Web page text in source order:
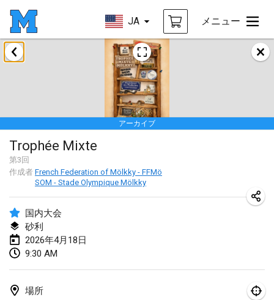
JA メニュー
アーカイブ
Trophée Mixte
第3回
作成者 French Federation of Mölkky - FFMö
SOM - Stade Olympique Mölkky
国内大会
砂利
2026年4月18日
9:30 AM
場所
2026年1月
Tournoi de la bonne année
フランス
Open de Boulay Triplette
2026年1月17日
Concours de Honnelles
2026年1月18日|ベルギー
Tournoi de Mölkky - Lesfous Dubâtonvaigeois
2026年1月31日